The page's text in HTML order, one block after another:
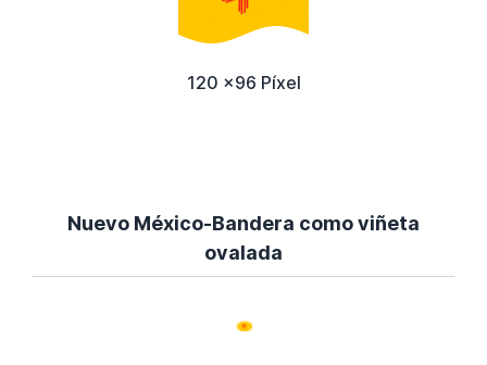
120 x96 Píxel
Nuevo México-Bandera como viñeta
ovalada